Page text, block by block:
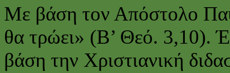
Με βάση τον Απόστολο
θα τρώει» (Β’ Θεό. 3,10).
βάση την Χριστιανική